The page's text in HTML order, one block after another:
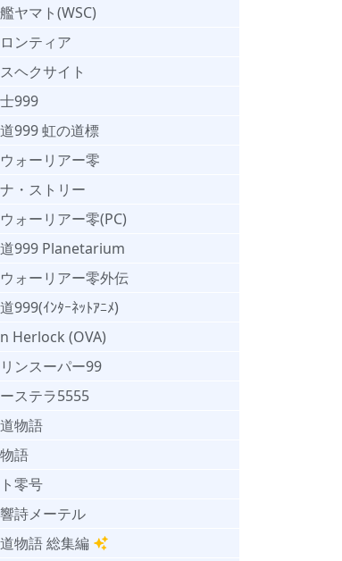
ヤマト(WSC)
ンティア
ヘクサイト
999
999 虹の道標
ォーリアー零
・ストリー
ォーリアー零(PC)
999 Planetarium
ォーリアー零外伝
999(ｲﾝﾀｰﾈｯﾄｱﾆﾒ)
Herlock (OVA)
ンスーパー99
ステラ5555
物語
語
零号
詩メーテル
物語 総集編